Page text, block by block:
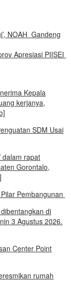
NOAH Gandeng
Apresiasi PIISEI
SDM Usai
Pembangunan
Center Point